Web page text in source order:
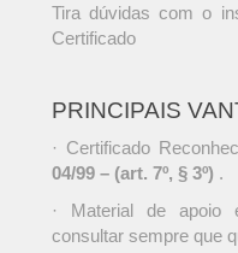
Tira dúvidas com o
Certificado
PRINCIPAIS
· Certificado
04/99 – (art. 7º, § 3º) .
· Material de apoio
consultar sempre que